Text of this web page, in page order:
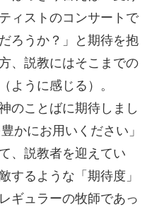
ィストのコンサートで
ろうか？」と期待を抱
、説教にはそこまでの
ように感じる）。
のことばに期待しまし
かにお用いください」
、説教者を迎えてい
するような「期待度」
ギュラーの牧師であっ